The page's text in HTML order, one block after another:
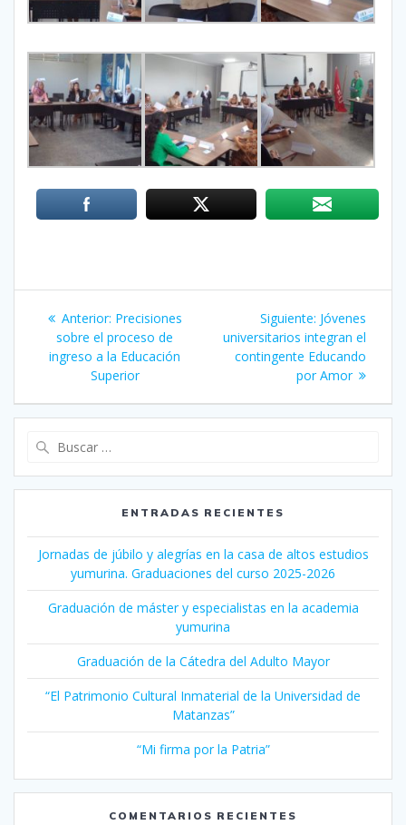
Navegación
de
entradas
Anterior: Entrada
anterior:
Precisiones
sobre el proceso de
ingreso a la Educación
Superior
Siguiente: Siguiente
entrada:
Jóvenes
universitarios integran el
contingente Educando
por Amor
ENTRADAS RECIENTES
Jornadas de júbilo y alegrías en la casa de altos estudios
yumurina. Graduaciones del curso 2025-2026
Graduación de máster y especialistas en la academia
yumurina
Graduación de la Cátedra del Adulto Mayor
“El Patrimonio Cultural Inmaterial de la Universidad de
Matanzas”
“Mi firma por la Patria”
COMENTARIOS RECIENTES